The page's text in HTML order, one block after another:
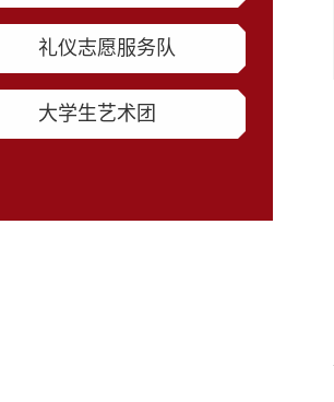
礼仪志愿服务队
大学生艺术团